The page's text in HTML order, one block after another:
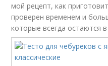
мой рецепт, как
проверен временем и
которые всегда остаются